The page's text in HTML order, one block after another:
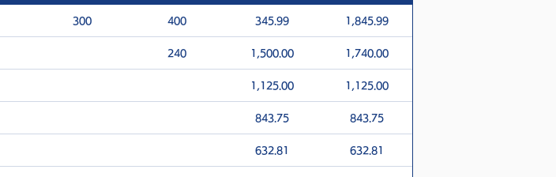
300 400 345.99 1,845.99
240 1,500.00 1,740.00
1,125.00 1,125.00
843.75 843.75
632.81 632.81